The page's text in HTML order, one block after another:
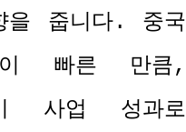
을 줍니다. 중국
빠른 만큼,
사업 성과로